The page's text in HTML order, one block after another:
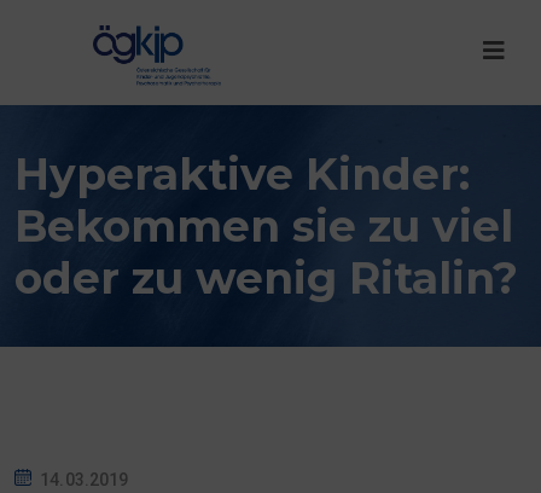
Hyperaktive Kinder:
Bekommen sie zu viel
oder zu wenig Ritalin?
14.03.2019